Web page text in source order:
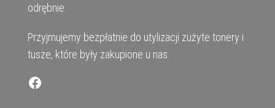
odrębnie.
Przyjmujemy bezpłatnie do utylizacji zużyte tonery i
tusze, które były zakupione u nas.
Facebook